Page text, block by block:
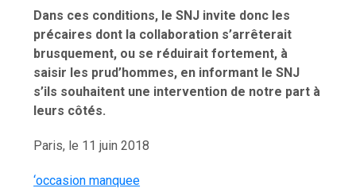
Dans ces conditions, le SNJ invite donc les
précaires dont la collaboration s’arrêterait
brusquement, ou se réduirait fortement, à
saisir les prud’hommes, en informant le SNJ
s’ils souhaitent une intervention de notre part à
leurs côtés.
Paris, le 11 juin 2018
‘occasion manquee